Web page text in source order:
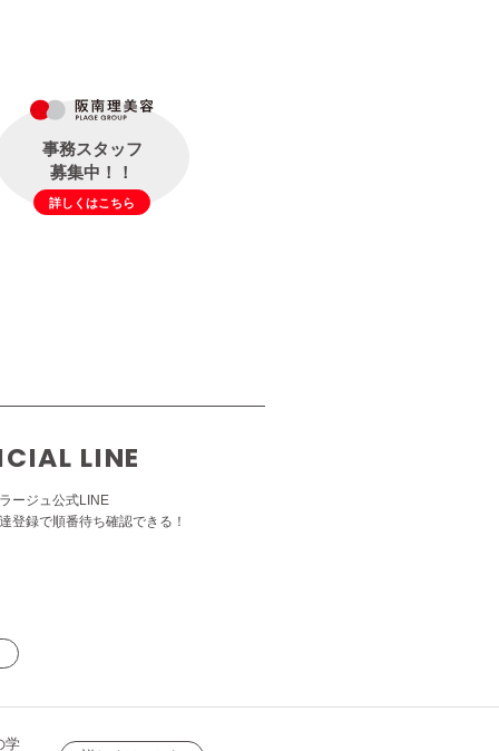
事務スタッフ
募集中！！
詳しくはこちら
LINE
ージュ公式LINE
登録で順番待ち確認できる！
学